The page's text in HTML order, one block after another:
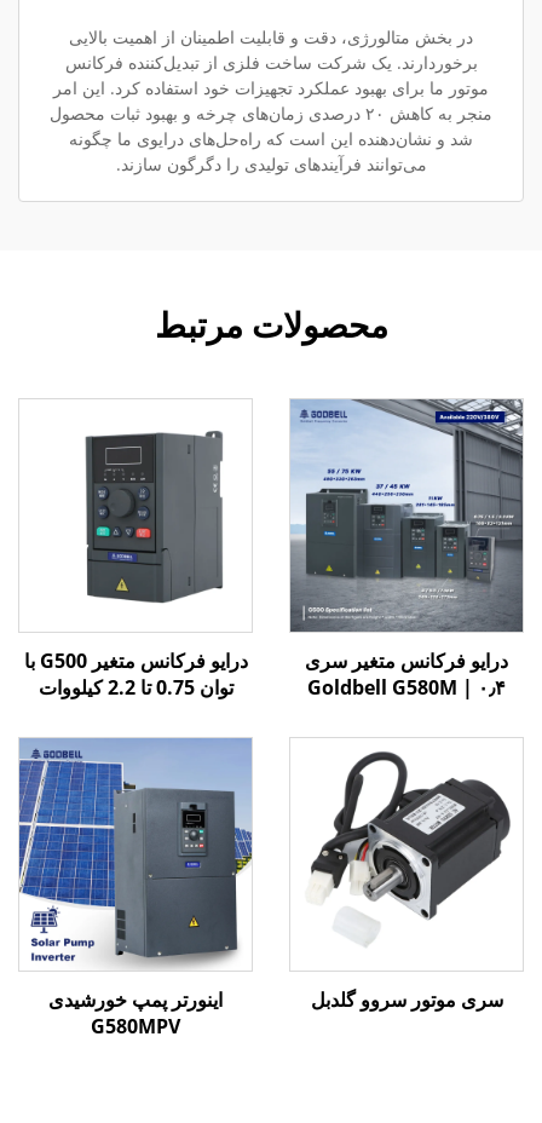
در بخش متالورژی، دقت و قابلیت اطمینان از اهمیت بالایی
برخوردارند. یک شرکت ساخت فلزی از تبدیل‌کننده فرکانس
موتور ما برای بهبود عملکرد تجهیزات خود استفاده کرد. این امر
منجر به کاهش ۲۰ درصدی زمان‌های چرخه و بهبود ثبات محصول
شد و نشان‌دهنده این است که راه‌حل‌های درایوی ما چگونه
می‌توانند فرآیندهای تولیدی را دگرگون سازند.
محصولات مرتبط
درایو فرکانس متغیر سری
Goldbell G580M | ۰٫۴
کنترل V/F و برداری | درایو
فرکانس متغیر با گواهینامه
CE
درایو فرکانس متغیر G500 با
توان 0.75 تا 2.2 کیلووات
سری موتور سروو گلدبل
اینورتر پمپ خورشیدی
G580MPV